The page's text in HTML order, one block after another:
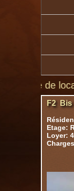
de location
F2 Bis
Etage:
Loyer: